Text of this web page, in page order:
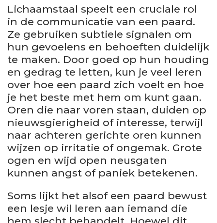
Lichaamstaal speelt een cruciale rol
in de communicatie van een paard.
Ze gebruiken subtiele signalen om
hun gevoelens en behoeften duidelijk
te maken. Door goed op hun houding
en gedrag te letten, kun je veel leren
over hoe een paard zich voelt en hoe
je het beste met hem om kunt gaan.
Oren die naar voren staan, duiden op
nieuwsgierigheid of interesse, terwijl
naar achteren gerichte oren kunnen
wijzen op irritatie of ongemak. Grote
ogen en wijd open neusgaten
kunnen angst of paniek betekenen.
Soms lijkt het alsof een paard bewust
een lesje wil leren aan iemand die